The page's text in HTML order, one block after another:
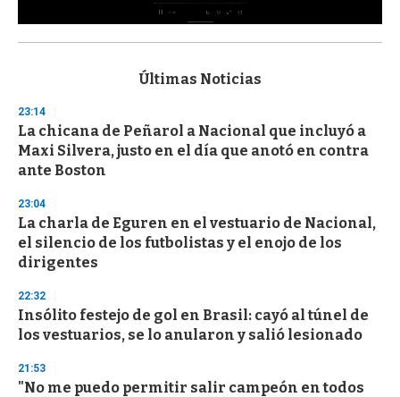
s
d
s
o
f
3
s
e
c
o
n
Últimas Noticias
23:14
La chicana de Peñarol a Nacional que incluyó a
Maxi Silvera, justo en el día que anotó en contra
ante Boston
23:04
La charla de Eguren en el vestuario de Nacional,
el silencio de los futbolistas y el enojo de los
dirigentes
22:32
Insólito festejo de gol en Brasil: cayó al túnel de
los vestuarios, se lo anularon y salió lesionado
21:53
"No me puedo permitir salir campeón en todos